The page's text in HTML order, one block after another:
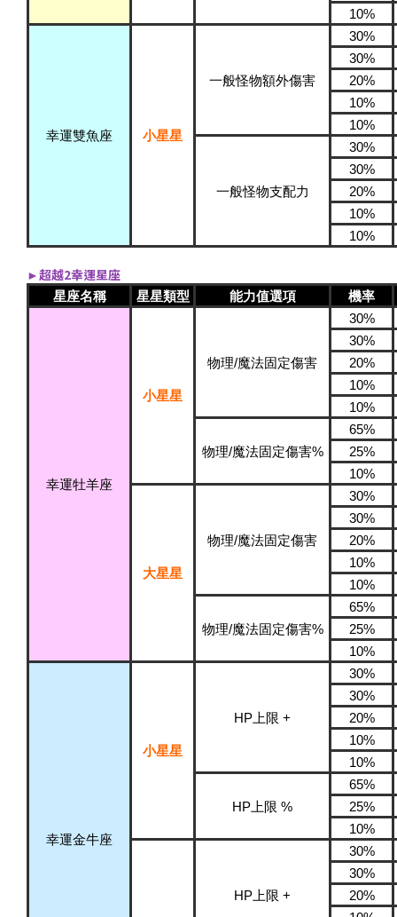
10%
幸運雙魚座 小星星
一般怪物額外傷害
30%
30%
20%
10%
10%
一般怪物支配力
30%
30%
20%
10%
10%
►超越2幸運星座
星座名稱 星星類型 能力值選項 機率
幸運牡羊座
小星星
物理/魔法固定傷害
30%
30%
20%
10%
10%
物理/魔法固定傷害%
65%
25%
10%
大星星
物理/魔法固定傷害
30%
30%
20%
10%
10%
物理/魔法固定傷害%
65%
25%
10%
幸運金牛座
小星星
HP上限 +
30%
30%
20%
10%
10%
HP上限 %
65%
25%
10%
HP上限 +
30%
30%
20%